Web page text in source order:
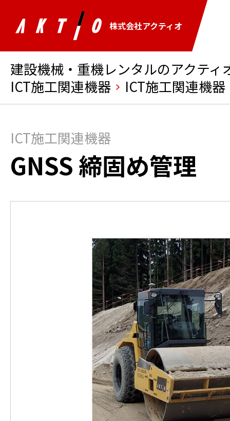
株式会社アクティオ
建設機械・重機レンタルのアクティ
ICT施工関連機器
ICT施工関連機器
ICT施工関連機器
GNSS 締固め管理